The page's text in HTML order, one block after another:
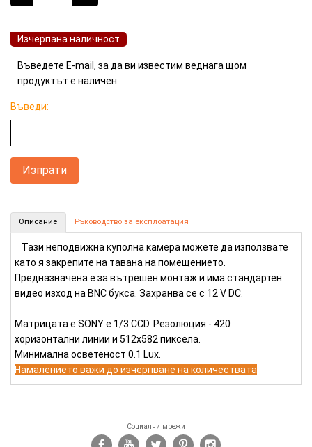
Изчерпана наличност
Въведете E-mail, за да ви известим веднага щом
продуктът е наличен.
Въведи:
Описание Ръководство за експлоатация
Тази неподвижна куполна камера можете да използвате
като я закрепите на тавана на помещението.
Предназначена е за вътрешен монтаж и има стандартен
видео изход на BNC букса. Захранва се с 12 V DC.
Матрицата е SONY е 1/3 CCD. Резолюция - 420
хоризонтални линии и 512х582 пиксела.
Минимална осветеност 0.1 Lux.
Намалението важи до изчерпване на количествата
Социални мрежи